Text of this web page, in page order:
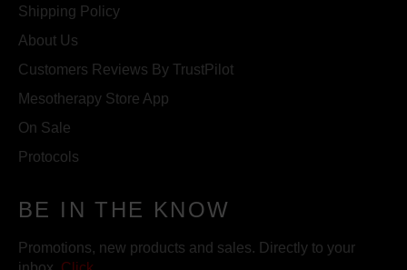
Shipping Policy
About Us
Customers Reviews By TrustPilot
Mesotherapy Store App
On Sale
Protocols
BE IN THE KNOW
Promotions, new products and sales. Directly to your